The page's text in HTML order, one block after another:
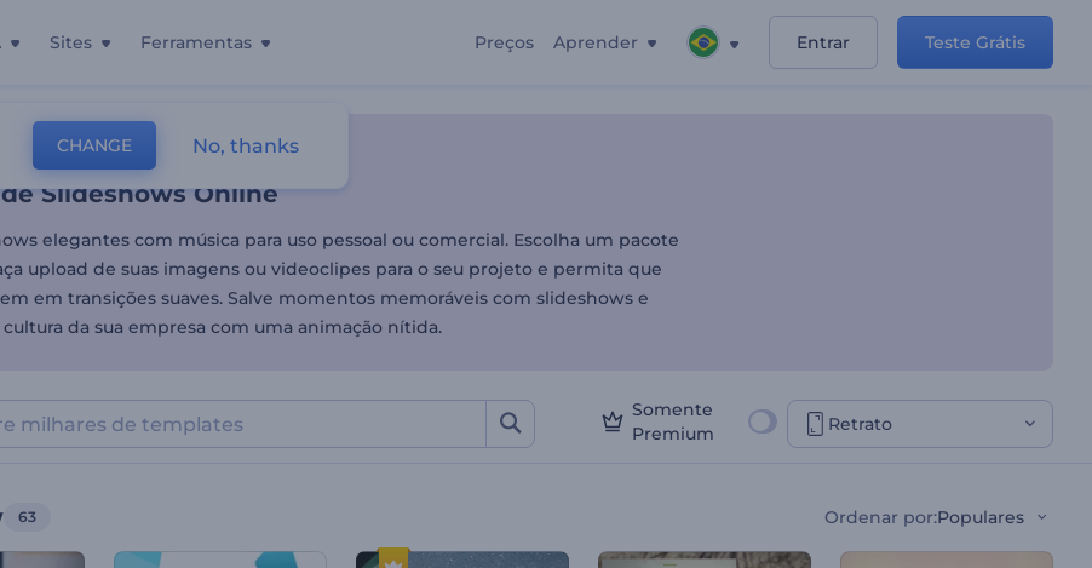
Sites Ferramentas Preços Aprender Entrar Teste Grátis
Slideshows Online
Slideshow
Slideshows Online
elegantes com música para uso pessoal ou comercial. Escolha um pacote
upload de suas imagens ou videoclipes para o seu projeto e permita que
em transições suaves. Salve momentos memoráveis ​​com slideshows e
da sua empresa com uma animação nítida.
Somente
Premium
Retrato
63 Ordenar por:Populares
CHANGE No, thanks